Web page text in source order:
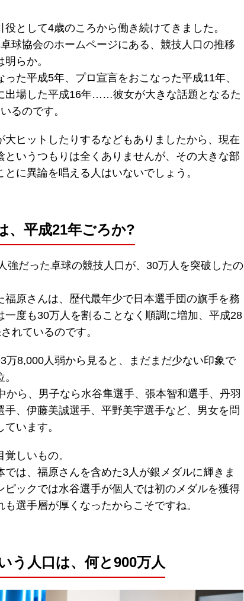
として4歳のころから働き続けてきました。
球協会のホームページにある、競技人口の推移
らか。
た平成5年、プロ宣言をおこなった平成11年、
出場した平成16年……彼女が大きな話題となるた
るのです。
大ヒットしたりするなどもありましたから、現在
いうつもりは全くありませんが、その大きな部
に異論を唱える人はいないでしょう。
、平成21年ごろか?
強だった卓球の競技人口が、30万人を突破したの
原さんは、歴代最年少で日本選手団の旗手を務
度も30万人を割ることなく順調に増加、平成28
れているのです。
万8,000人弱から見ると、まだまだ少ない印象で
から、男子なら水谷隼選手、張本智和選手、丹羽
、伊藤美誠選手、平野美宇選手など、男女を問
います。
しいもの。
は、福原さんを含めた3人が銀メダルに輝きま
ピックでは水谷選手が個人では初のメダルを獲得
選手層が厚くなったからこそですね。
う人口は、何と900万人